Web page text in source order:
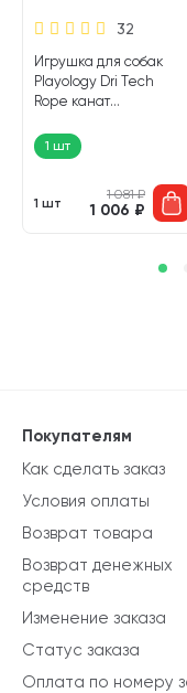
32
Игрушка для собак
Playology Dri Tech
Rope канат
ароматом курицы
средний желтый (1 шт)
1 шт
1 шт
1 081₽
1 006 ₽
Покупателям
Как сделать заказ
Условия оплаты
Возврат товара
Возврат денежных
средств
Изменение заказа
Статус заказа
Оплата по номеру